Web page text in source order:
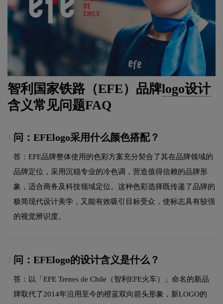
智利国家铁路（EFE）品牌logo设计
含义常见问题FAQ
问：EFElogo采用什么颜色搭配？
答：EFE品牌整体使用的色彩方案充分契合了其在品牌领域的
品牌定位，采用沉稳专业的冷色调，营造值得信赖的品牌形
象，适合商务及科技领域定位。这种色彩选择既传递了品牌的
极简现代设计美学，又能有效吸引目标受众，使标志具有较强
的视觉辨识度。
2. 问：EFElogo的设计含义是什么？
答：以「EFE Trenes de Chile（智利EFE火车）」命名的新品
牌取代了2014年沿用至今的橙蓝双向箭头形象，新LOGO的